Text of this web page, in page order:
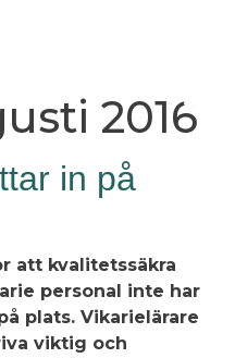
2016
in på
att kvalitetssäkra
personal inte har
plats. Vikarielärare
viktig och